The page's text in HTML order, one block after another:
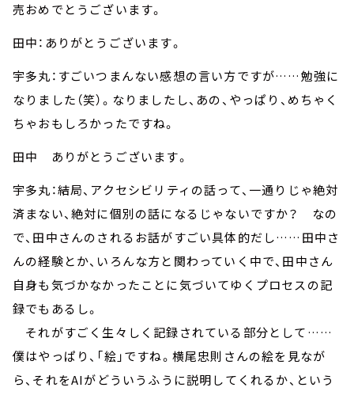
売おめでとうございます。
田中：ありがとうございます。
宇多丸：すごいつまんない感想の言い方ですが……勉強に
なりました（笑）。なりましたし、あの、やっぱり、めちゃく
ちゃおもしろかったですね。
田中 ありがとうございます。
宇多丸：結局、アクセシビリティの話って、一通りじゃ絶対
済まない、絶対に個別の話になるじゃないですか？ なの
で、田中さんのされるお話がすごい具体的だし……田中さ
んの経験とか、いろんな方と関わっていく中で、田中さん
自身も気づかなかったことに気づいてゆくプロセスの記
録でもあるし。
それがすごく生々しく記録されている部分として……
僕はやっぱり、「絵」ですね。横尾忠則さんの絵を見なが
ら、それをAIがどういうふうに説明してくれるか、という